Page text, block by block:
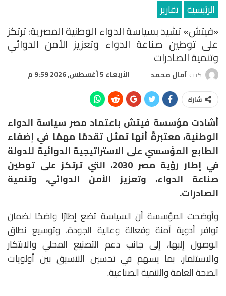
الرئيسية تقارير
«فيتش» تشيد بسياسة الدواء الوطنية المصرية: ترتكز
على توطين صناعة الدواء وتعزيز الأمن الدوائي
وتنمية الصادرات
كتب آمال محمد الأربعاء 5 أغسطس, 2026 9:59 م
شارك
أشادت مؤسسة فيتش باعتماد مصر سياسة الدواء
الوطنية، معتبرةً أنها تمثل تقدمًا مهمًا في إضفاء
الطابع المؤسسي على الاستراتيجية الدوائية للدولة
في إطار رؤية مصر 2030، التي ترتكز على توطين
صناعة الدواء، وتعزيز الأمن الدوائي، وتنمية
الصادرات.
وأوضحت المؤسسة أن السياسة تضع إطارًا واضحًا لضمان
توافر أدوية آمنة وفعالة وعالية الجودة، وتوسيع نطاق
الوصول إليها، إلى جانب دعم التصنيع المحلي والابتكار
والاستثمار، بما يسهم في تحسين التنسيق بين أولويات
الصحة العامة والتنمية الصناعية.